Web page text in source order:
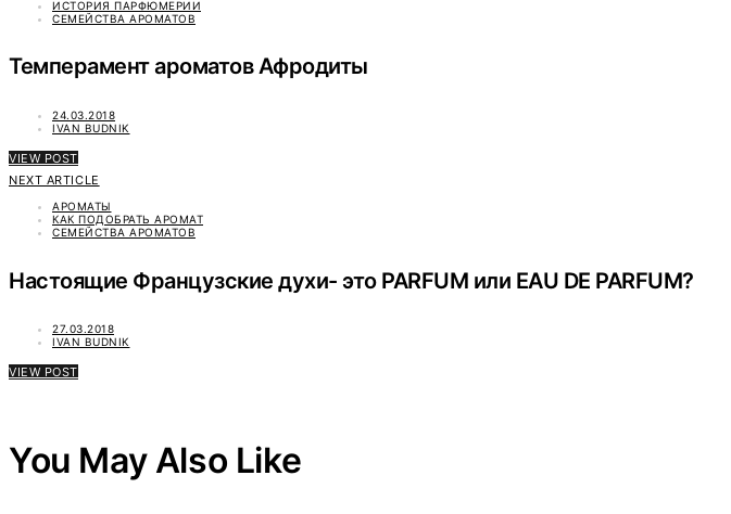
ИСТОРИЯ ПАРФЮМЕРИИ
СЕМЕЙСТВА АРОМАТОВ
Темперамент ароматов Афродиты
24.03.2018
IVAN BUDNIK
VIEW POST
NEXT ARTICLE
АРОМАТЫ
КАК ПОДОБРАТЬ АРОМАТ
СЕМЕЙСТВА АРОМАТОВ
Настоящие Французские духи- это PARFUM или EAU DE PARFUM?
27.03.2018
IVAN BUDNIK
VIEW POST
You May Also Like